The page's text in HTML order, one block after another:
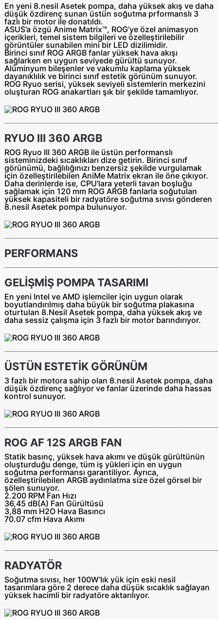
En yeni 8.nesil Asetek pompa, daha yüksek akış ve daha
düşük özdirenç sunan üstün soğutma prformanslı 3
fazlı bir motor ile donatıldı.
ASUS’a özgü Anime Matrix™, ROG’ye özel animasyon
içerikleri, temel sistem bilgileri ve özelleştirilebilir
görüntüler sunabilen mini bir LED dizilimidir.
Birinci sınıf ROG ARGB fanlar yüksek hava akışı
sağlarken en uygun seviyede gürültü sunuyor.
Alüminyum bileşenler ve vakumlu kaplama yüksek
dayanıklılık ve birinci sınıf estetik görünüm sunuyor.
ROG Ryuo serisi, yüksek seviyeli sistemlerin merkezini
oluşturan ROG anakartları şık bir şekilde tamamlıyor.
RYUO III 360 ARGB
ROG Ryuo III 360 ARGB ile üstün performanslı
sisteminizdeki sıcaklıkları dize getirin. Birinci sınıf
görünümü, bağlılığınızı benzersiz şekilde vurgulamak
için özelleştirilebilen AniMe Matrix ekran ile öne çıkıyor.
Daha derinlerde ise, CPU’lara yeterli tavan boşluğu
sağlamak için 120 mm ROG ARGB fanlarla soğutulan
yüksek kapasiteli bir radyatöre soğutma sıvısı gönderen
8.nesil Asetek pompa bulunuyor.
PERFORMANS
GELİŞMİŞ POMPA TASARIMI
En yeni Intel ve AMD işlemciler için uygun olarak
boyutlandırılmış daha büyük bir soğutma plakasına
oturtulan 8.Nesil Asetek pompa, daha yüksek akış ve
daha sessiz çalışma için 3 fazlı bir motor barındırıyor.
ÜSTÜN ESTETİK GÖRÜNÜM
3 fazlı bir motora sahip olan 8.nesil Asetek pompa, daha
düşük özdirenç sağlıyor ve fanlar üzerinde daha hassas
kontrol sunuyor.
ROG AF 12S ARGB FAN
Statik basınç, yüksek hava akımı ve düşük gürültünün
oluşturduğu denge, tüm iş yükleri için en uygun
soğutma performansı garantiliyor. Ayrıca,
özelleştirilebilen ARGB aydınlatma size özel görsel bir
şölen sunuyor.
2.200 RPM Fan Hızı
36,45 dB(A) Fan Gürültüsü
3,88 mm H2O Hava Basıncı
70.07 cfm Hava Akımı
RADYATÖR
Soğutma sıvısı, her 100W’lık yük için eski nesil
tasarımlara göre 2 derece daha düşük sıcaklık sağlayan
yüksek hacimli bir radyatöre aktarılıyor.